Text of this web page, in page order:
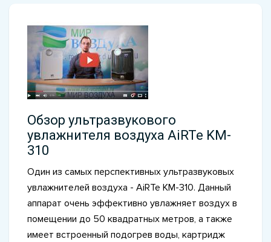
Обзор ультразвукового
увлажнителя воздуха AiRTe KM-
310
Один из самых перспективных ультразвуковых
увлажнителей воздуха - AiRTe KM-310. Данный
аппарат очень эффективно увлажняет воздух в
помещении до 50 квадратных метров, а также
имеет встроенный подогрев воды, картридж